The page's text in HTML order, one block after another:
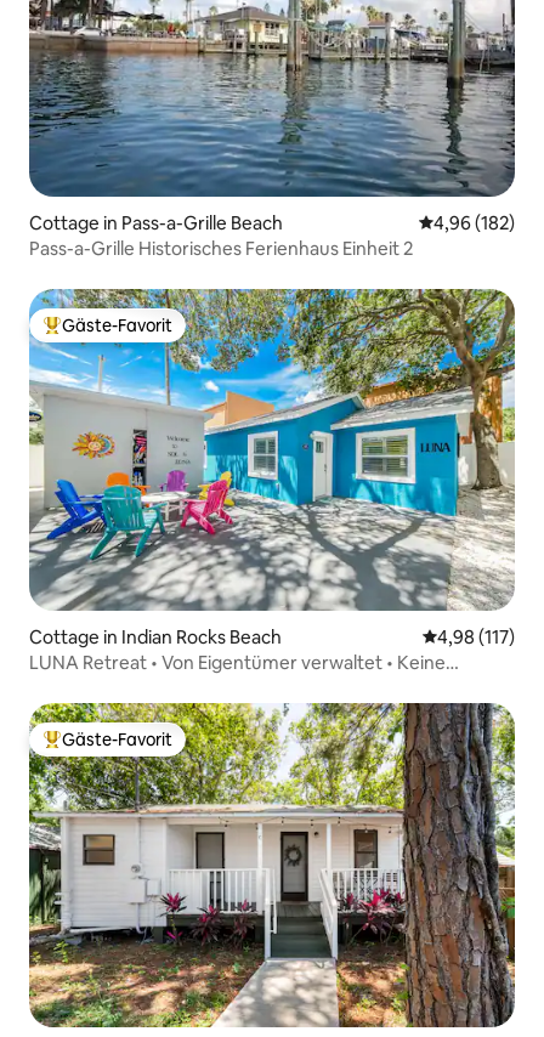
Cottage in Pass-a-Grille Beach
4,96 (182)
Pass-a-Grille Historisches Ferienhaus Einheit 2
Beliebter Gäste-Favorit.
Gäste-Favorit
Cottage in Indian Rocks Beach
4,98 (117)
LUNA Retreat • Von Eigentümer verwaltet • Keine
Beliebter Gäste-Favorit.
Gäste-Favorit